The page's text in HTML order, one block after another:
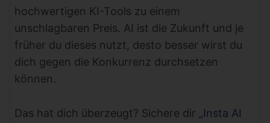
hochwertigen KI-Tools zu einem
unschlagbaren Preis. AI ist die Zukunft und je
früher du dieses nutzt, desto besser wirst du
dich gegen die Konkurrenz durchsetzen
können.
Das hat dich überzeugt? Sichere dir „Insta AI